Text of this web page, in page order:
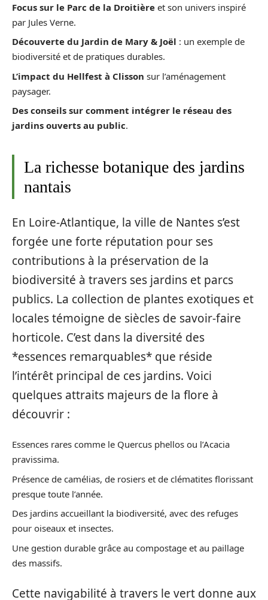
Focus sur le Parc de la Droitière et son univers inspiré
par Jules Verne.
Découverte du Jardin de Mary & Joël : un exemple de
biodiversité et de pratiques durables.
L’impact du Hellfest à Clisson sur l’aménagement
paysager.
Des conseils sur comment intégrer le réseau des
jardins ouverts au public.
La richesse botanique des jardins
nantais
En Loire-Atlantique, la ville de Nantes s’est
forgée une forte réputation pour ses
contributions à la préservation de la
biodiversité à travers ses jardins et parcs
publics. La collection de plantes exotiques et
locales témoigne de siècles de savoir-faire
horticole. C’est dans la diversité des
*essences remarquables* que réside
l’intérêt principal de ces jardins. Voici
quelques attraits majeurs de la flore à
découvrir :
Essences rares comme le Quercus phellos ou l’Acacia
pravissima.
Présence de camélias, de rosiers et de clématites florissant
presque toute l’année.
Des jardins accueillant la biodiversité, avec des refuges
pour oiseaux et insectes.
Une gestion durable grâce au compostage et au paillage
des massifs.
Cette navigabilité à travers le vert donne aux